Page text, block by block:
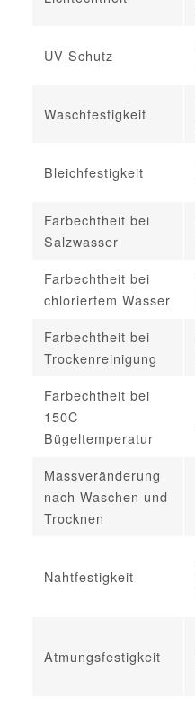
UV Schutz
Waschfestigkeit
Bleichfestigkeit
Farbechtheit bei
Salzwasser
Farbechtheit bei
chloriertem Wasser
Farbechtheit bei
Trockenreinigung
Farbechtheit bei
150C
Bügeltemperatur
Massveränderung
nach Waschen und
Trocknen
Nahtfestigkeit
Atmungsfestigkeit